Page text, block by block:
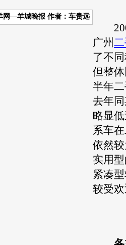
网—羊城晚报 作者：车贵远
广州
了不
但整
半年
去年
略显
系车在
依然
实用
紧凑
较受